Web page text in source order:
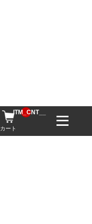
カート
__ITM_CNT__